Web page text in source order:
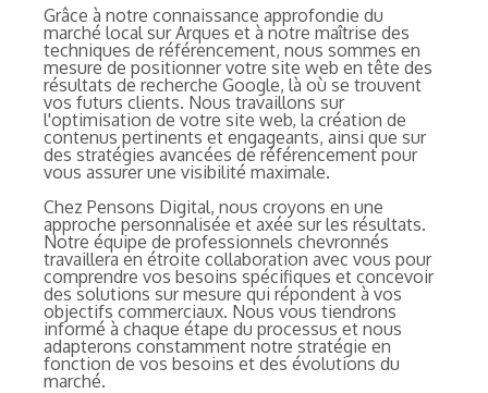
Grâce à notre connaissance approfondie du
marché local sur Arques et à notre maîtrise des
techniques de référencement, nous sommes en
mesure de positionner votre site web en tête des
résultats de recherche Google, là où se trouvent
vos futurs clients. Nous travaillons sur
l'optimisation de votre site web, la création de
contenus pertinents et engageants, ainsi que sur
des stratégies avancées de référencement pour
vous assurer une visibilité maximale.
Chez Pensons Digital, nous croyons en une
approche personnalisée et axée sur les résultats.
Notre équipe de professionnels chevronnés
travaillera en étroite collaboration avec vous pour
comprendre vos besoins spécifiques et concevoir
des solutions sur mesure qui répondent à vos
objectifs commerciaux. Nous vous tiendrons
informé à chaque étape du processus et nous
adapterons constamment notre stratégie en
fonction de vos besoins et des évolutions du
marché.